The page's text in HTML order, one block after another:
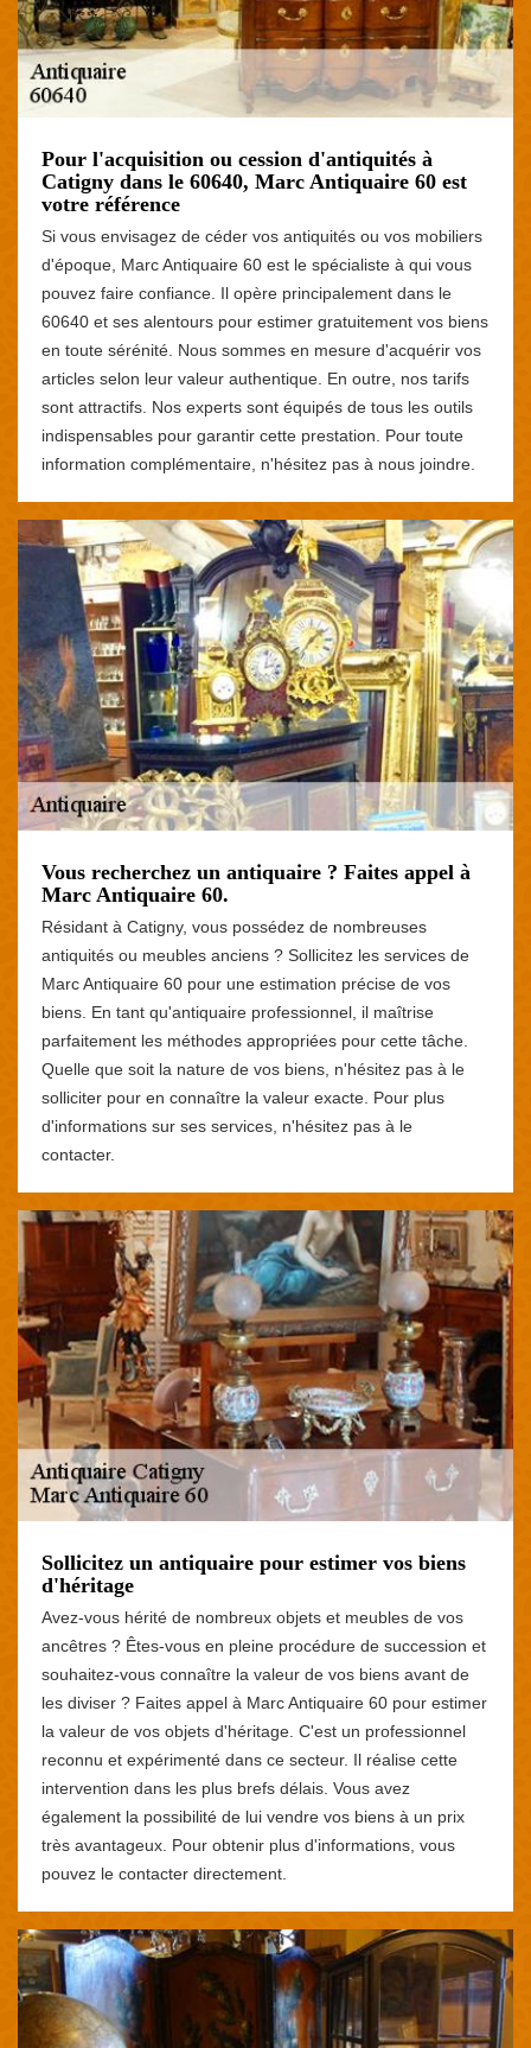
Pour l'acquisition ou cession d'antiquités à
Catigny dans le 60640, Marc Antiquaire 60 est
votre référence
Si vous envisagez de céder vos antiquités ou vos mobiliers
d'époque, Marc Antiquaire 60 est le spécialiste à qui vous
pouvez faire confiance. Il opère principalement dans le
60640 et ses alentours pour estimer gratuitement vos biens
en toute sérénité. Nous sommes en mesure d'acquérir vos
articles selon leur valeur authentique. En outre, nos tarifs
sont attractifs. Nos experts sont équipés de tous les outils
indispensables pour garantir cette prestation. Pour toute
information complémentaire, n'hésitez pas à nous joindre.
Vous recherchez un antiquaire ? Faites appel à
Marc Antiquaire 60.
Résidant à Catigny, vous possédez de nombreuses
antiquités ou meubles anciens ? Sollicitez les services de
Marc Antiquaire 60 pour une estimation précise de vos
biens. En tant qu'antiquaire professionnel, il maîtrise
parfaitement les méthodes appropriées pour cette tâche.
Quelle que soit la nature de vos biens, n'hésitez pas à le
solliciter pour en connaître la valeur exacte. Pour plus
d'informations sur ses services, n'hésitez pas à le
contacter.
Sollicitez un antiquaire pour estimer vos biens
d'héritage
Avez-vous hérité de nombreux objets et meubles de vos
ancêtres ? Êtes-vous en pleine procédure de succession et
souhaitez-vous connaître la valeur de vos biens avant de
les diviser ? Faites appel à Marc Antiquaire 60 pour estimer
la valeur de vos objets d'héritage. C'est un professionnel
reconnu et expérimenté dans ce secteur. Il réalise cette
intervention dans les plus brefs délais. Vous avez
également la possibilité de lui vendre vos biens à un prix
très avantageux. Pour obtenir plus d'informations, vous
pouvez le contacter directement.